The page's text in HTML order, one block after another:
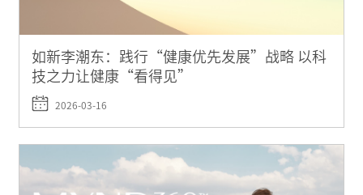
如新李潮东：践行“健康优先发展”战略 以科
技之力让健康“看得见”
2026-03-16